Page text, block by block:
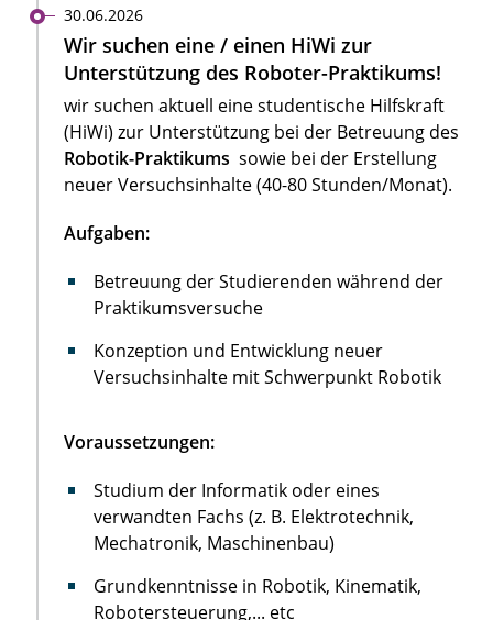
30.06.2026
Wir suchen eine / einen HiWi zur
Unterstützung des Roboter-Praktikums!
wir suchen aktuell eine studentische Hilfskraft
(HiWi) zur Unterstützung bei der Betreuung des
Robotik-Praktikums sowie bei der Erstellung
neuer Versuchsinhalte (40-80 Stunden/Monat).
Aufgaben:
Betreuung der Studierenden während der
Praktikumsversuche
Konzeption und Entwicklung neuer
Versuchsinhalte mit Schwerpunkt Robotik
Voraussetzungen:
Studium der Informatik oder eines
verwandten Fachs (z. B. Elektrotechnik,
Mechatronik, Maschinenbau)
Grundkenntnisse in Robotik, Kinematik,
Robotersteuerung,... etc